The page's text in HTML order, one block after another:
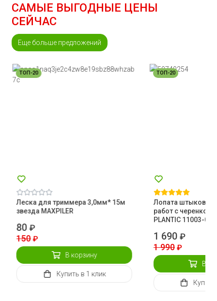
САМЫЕ ВЫГОДНЫЕ ЦЕНЫ
СЕЙЧАС
Еще больше предложений
ТОП-20
Леска для триммера 3,0мм* 15м
звезда MAXPILER
80₽
150 ₽
В корзину
Купить в 1 клик
ТОП-20
Лопата штыковая
работ с черенком
PLANTIC 11003-01
1 690 ₽
1 990 ₽
В
Купить